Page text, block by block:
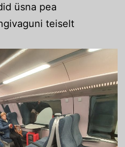
üsna pea
teiselt